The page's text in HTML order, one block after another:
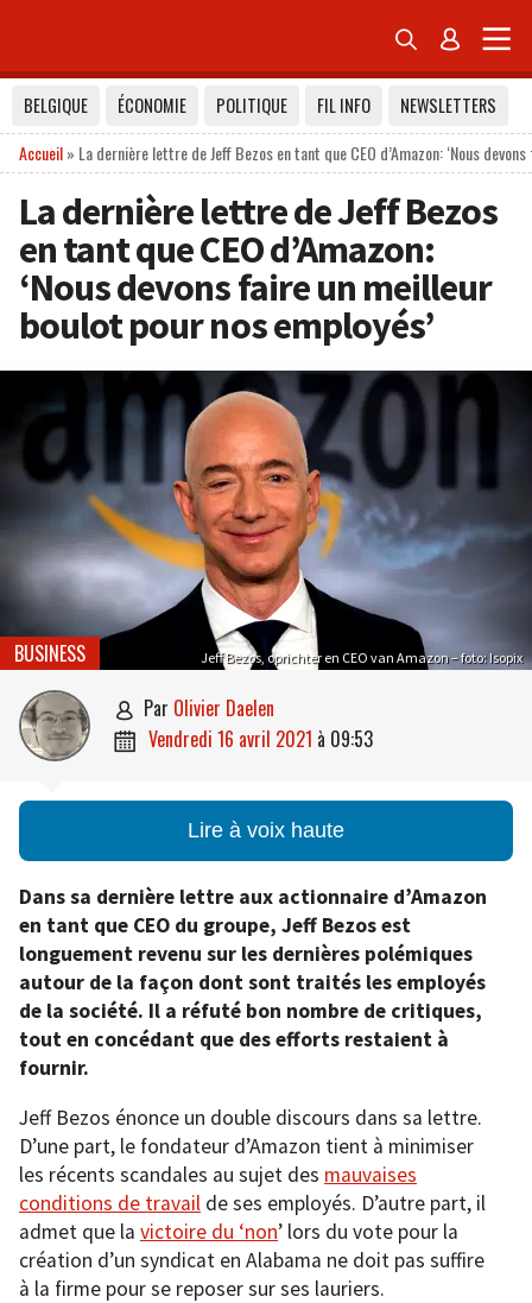
 
BELGIQUE ÉCONOMIE POLITIQUE FIL INFO
NEWSLETTERS
Accueil» La dernière lettre de Jeff Bezos en tant que CEO d’Amazon: ‘Nous
La dernière lettre de Jeff Bezos
en tant que CEO d’Amazon:
‘Nous devons faire un meilleur
boulot pour nos employés’
Jeff Bezos, oprichter en CEO van Amazon – foto: Isopix
BUSINESS
 par Olivier Daelen
 vendredi 16 avril 2021 à 09:53
Lire à voix haute
Dans sa dernière lettre aux actionnaire d’Amazon
en tant que CEO du groupe, Jeff Bezos est
longuement revenu sur les dernières polémiques
autour de la façon dont sont traités les employés
de la société. Il a réfuté bon nombre de critiques,
tout en concédant que des efforts restaient à
fournir.
Jeff Bezos énonce un double discours dans sa lettre.
D’une part, le fondateur d’Amazon tient à minimiser
les récents scandales au sujet des mauvaises
conditions de travail de ses employés. D’autre part, il
admet que la victoire du ‘non’ lors du vote pour la
création d’un syndicat en Alabama ne doit pas suffire
à la firme pour se reposer sur ses lauriers.